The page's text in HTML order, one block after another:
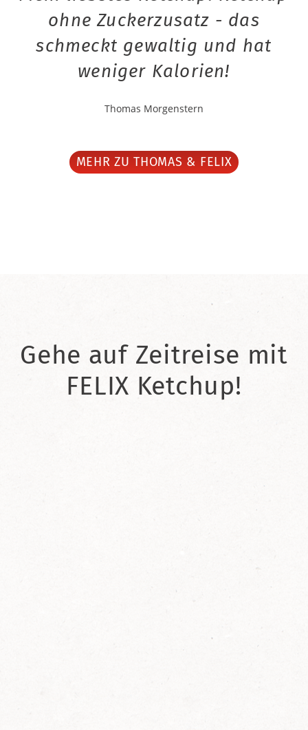
ohne Zuckerzusatz - das
schmeckt gewaltig und hat
weniger Kalorien!
Thomas Morgenstern
MEHR ZU THOMAS & FELIX
Gehe auf Zeitreise mit
FELIX Ketchup!